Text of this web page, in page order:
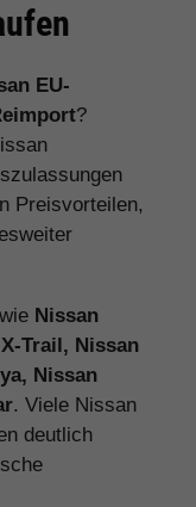
EU-
?
Preisvorteilen,
Nissan
Trail, Nissan
Nissan
. Viele Nissan
deutlich